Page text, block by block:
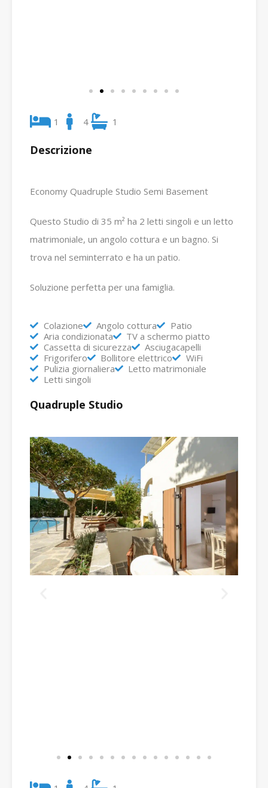
1 4 1
Descrizione
Economy Quadruple Studio Semi Basement
Questo Studio di 35 m² ha 2 letti singoli e un letto
matrimoniale, un angolo cottura e un bagno. Si
trova nel seminterrato e ha un patio.
Soluzione perfetta per una famiglia.
Colazione Angolo cottura
Patio
Aria condizionata
TV a schermo piatto
Cassetta di sicurezza
Asciugacapelli
Frigorifero
Bollitore elettrico
WiFi
Pulizia giornaliera
Letto matrimoniale
Letti singoli
Quadruple Studio